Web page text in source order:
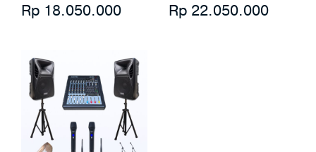
Rp 18.050.000 Rp 22.050.000